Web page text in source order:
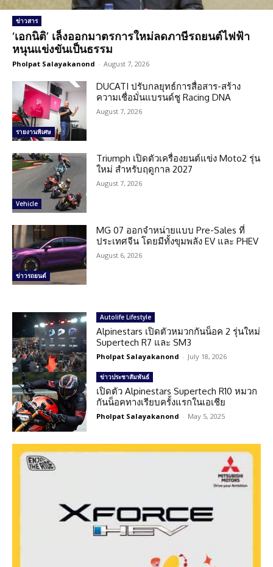
ข่าวสาร
‘เอกนิติ’ เล็งออกมาตรการใหม่ลดภาษีรถยนต์ไฟฟ้า
หนุนแข่งขันเป็นธรรม
Pholpat Salayakanond - August 7, 2026
รายงานพิเศษ
DUCATI ปรับกลยุทธ์การสื่อสาร-สร้าง
ความเชื่อมั่นแบรนด์ชู Racing DNA
August 7, 2026
Vehicle
Triumph เปิดตัวเครื่องยนต์แข่ง Moto2 รุ่น
ใหม่ สำหรับฤดูกาล 2027
August 7, 2026
ข่าวรถยนต์
MG 07 ออกจำหน่ายแบบ Pre-Sales ที่
ประเทศจีน โดยมีทั้งขุมพลัง EV และ PHEV
August 6, 2026
Autolife Lifestyle
Alpinestars เปิดตัวหมวกกันน็อค 2 รุ่นใหม่
Supertech R7 และ SM3
Pholpat Salayakanond - July 18, 2026
ข่าวประชาสัมพันธ์
เปิดตัว Alpinestars Supertech R10 หมวก
กันน็อคทางเรียบครั้งแรกในเอเชีย
Pholpat Salayakanond - May 5, 2025